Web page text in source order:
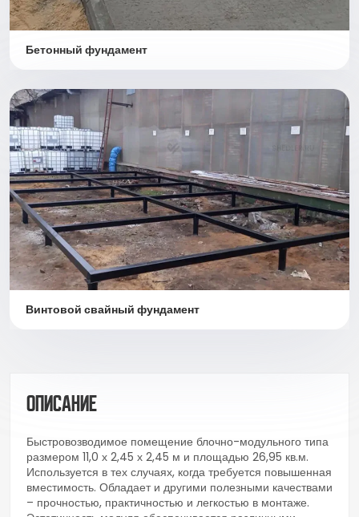
Бетонный фундамент
Винтовой свайный фундамент
Описание
Быстровозводимое помещение блочно-модульного типа
размером 11,0 х 2,45 х 2,45 м и площадью 26,95 кв.м.
Используется в тех случаях, когда требуется повышенная
вместимость. Обладает и другими полезными качествами
– прочностью, практичностью и легкостью в монтаже.